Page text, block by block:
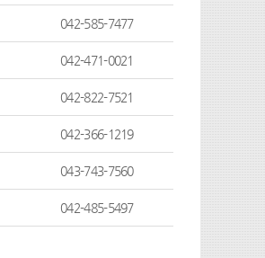
042-585-7477
042-471-0021
042-822-7521
042-366-1219
043-743-7560
042-485-5497